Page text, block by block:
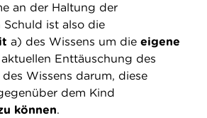
an der Haltung der
ist also die
a) des Wissens um die eigene
Enttäuschung des
Wissens darum, diese
dem Kind
können.